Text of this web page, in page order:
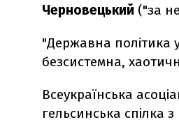
Черновецький ("за
"Державна політика
безсистемна,
Всеукраїнська
гельсинська спілка